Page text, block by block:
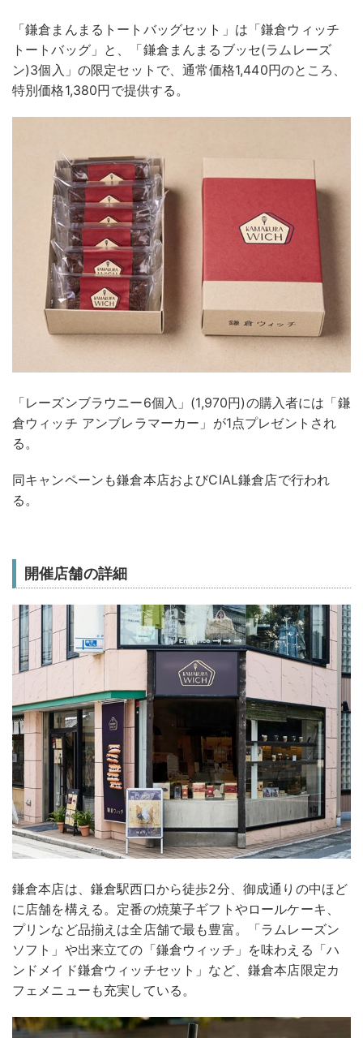
「鎌倉まんまるトートバッグセット」は「鎌倉ウィッチ
トートバッグ」と、「鎌倉まんまるブッセ(ラムレーズ
ン)3個入」の限定セットで、通常価格1,440円のところ、
特別価格1,380円で提供する。
「レーズンブラウニー6個入」(1,970円)の購入者には「鎌
倉ウィッチ アンブレラマーカー」が1点プレゼントされ
る。
同キャンペーンも鎌倉本店およびCIAL鎌倉店で行われ
る。
開催店舗の詳細
鎌倉本店は、鎌倉駅西口から徒歩2分、御成通りの中ほど
に店舗を構える。定番の焼菓子ギフトやロールケーキ、
プリンなど品揃えは全店舗で最も豊富。「ラムレーズン
ソフト」や出来立ての「鎌倉ウィッチ」を味わえる「ハ
ンドメイド鎌倉ウィッチセット」など、鎌倉本店限定カ
フェメニューも充実している。